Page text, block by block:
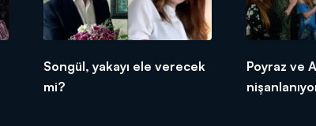
Songül, yakayı ele verecek
mi?
Poyraz ve